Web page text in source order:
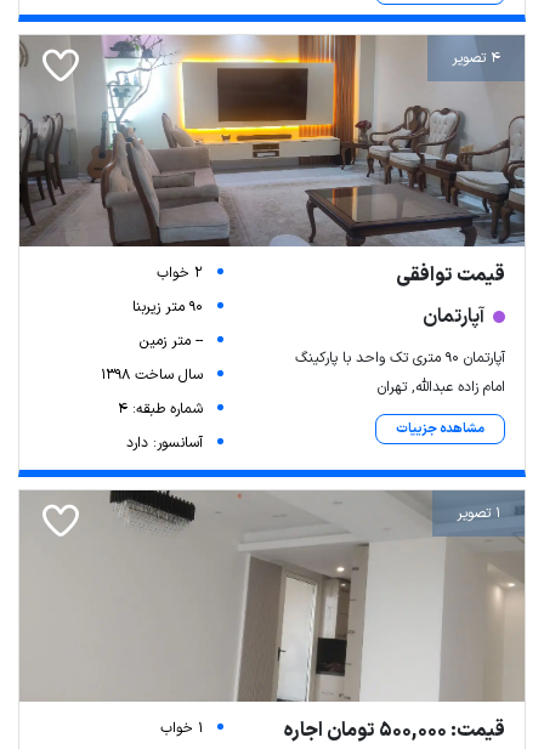
4 تصویر
قیمت توافقی
آپارتمان
آپارتمان ۹۰ متری تک واحد با پارکینگ
امام زاده عبدالله, تهران
مشاهده جزییات
2 خواب
90 متر زیربنا
-- متر زمین
سال ساخت 1398
شماره طبقه: 4
آسانسور: دارد
1 تصویر
قیمت: 500,000 تومان اجاره
1 خواب